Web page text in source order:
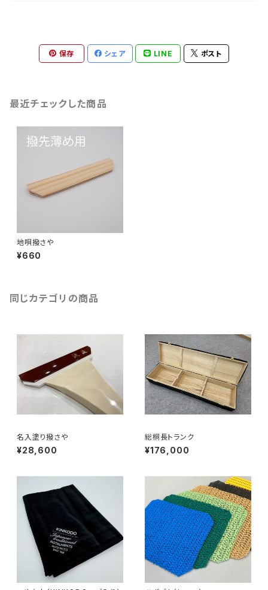
保存 シェア LINE ポスト
最近チェックした商品
地唄撥さや
¥660
同じカテゴリの商品
名入塗り撥さや
¥28,600
総桐長トランク
¥176,000